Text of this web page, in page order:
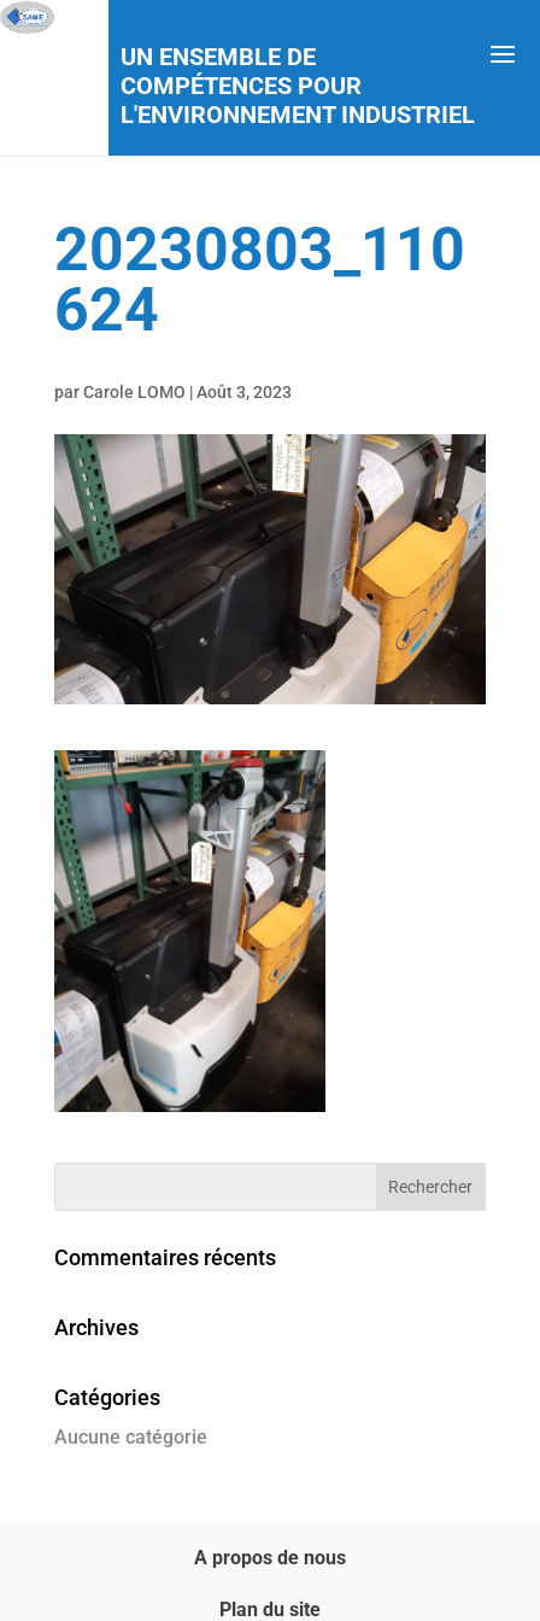
UN ENSEMBLE DE
COMPÉTENCES POUR
L'ENVIRONNEMENT INDUSTRIEL
20230803_110
624
parCarole LOMO |Août 3, 2023
Commentaires récents
Archives
Catégories
Aucune catégorie
A propos de nous
Plan du site